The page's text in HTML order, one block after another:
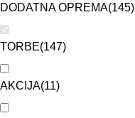
DODATNA OPREMA(145)
TORBE(147)
AKCIJA(11)